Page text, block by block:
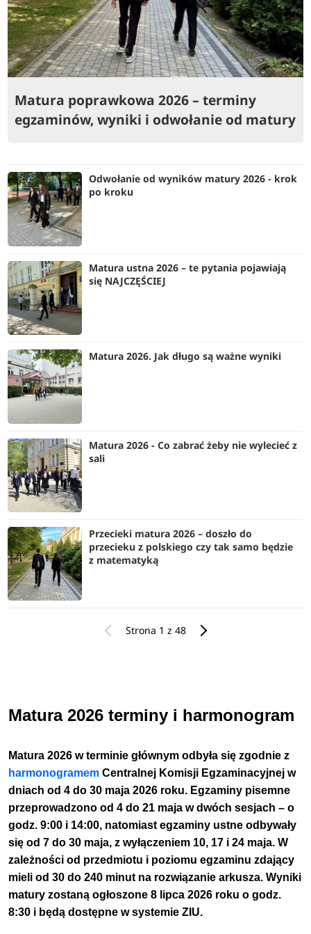
Matura poprawkowa 2026 – terminy
egzaminów, wyniki i odwołanie od matury
Odwołanie od wyników matury 2026 - krok
po kroku
Matura ustna 2026 – te pytania pojawiają
się NAJCZĘŚCIEJ
Matura 2026. Jak długo są ważne wyniki
Matura 2026 - Co zabrać żeby nie wylecieć z
sali
Przecieki matura 2026 – doszło do
przecieku z polskiego czy tak samo będzie
z matematyką
Strona 1 z 48
Matura 2026 terminy i harmonogram
Matura 2026 w terminie głównym odbyła się zgodnie z
harmonogramemCentralnej Komisji Egzaminacyjnej w
dniach od 4 do 30 maja 2026 roku. Egzaminy pisemne
przeprowadzono od 4 do 21 maja w dwóch sesjach – o
godz. 9:00 i 14:00, natomiast egzaminy ustne odbywały
się od 7 do 30 maja, z wyłączeniem 10, 17 i 24 maja. W
zależności od przedmiotu i poziomu egzaminu zdający
mieli od 30 do 240 minut na rozwiązanie arkusza. Wyniki
matury zostaną ogłoszone 8 lipca 2026 roku o godz.
8:30 i będą dostępne w systemie ZIU.